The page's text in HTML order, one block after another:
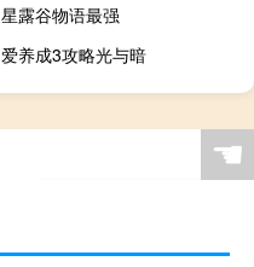
星露谷物语最强
爱养成3攻略光与暗
☚